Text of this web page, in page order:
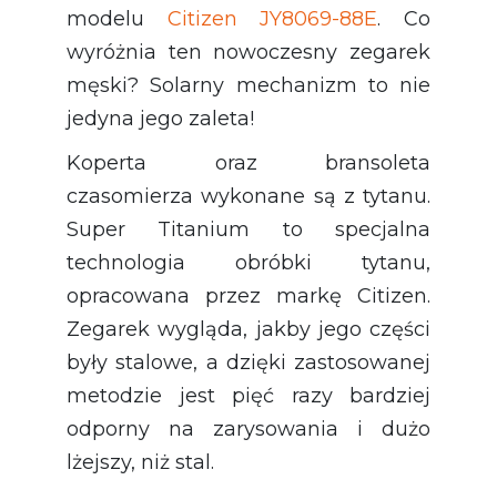
modelu Citizen JY8069-88E. Co
wyróżnia ten nowoczesny zegarek
męski? Solarny mechanizm to nie
jedyna jego zaleta!
Koperta oraz bransoleta
czasomierza wykonane są z tytanu.
Super Titanium to specjalna
technologia obróbki tytanu,
opracowana przez markę Citizen.
Zegarek wygląda, jakby jego części
były stalowe, a dzięki zastosowanej
metodzie jest pięć razy bardziej
odporny na zarysowania i dużo
lżejszy, niż stal.